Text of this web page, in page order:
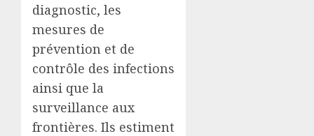
diagnostic, les
mesures de
prévention et de
contrôle des infections
ainsi que la
surveillance aux
frontières. Ils estiment